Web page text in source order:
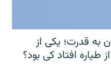
به قدرت؛ یکی از
طیاره افتاد کی بود؟